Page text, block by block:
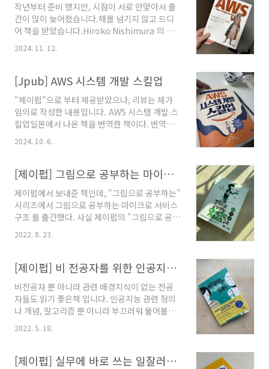
작년부터 준비 했지만, 시점이 서로 안맞아서 출
간이 많이 늦어졌습니다.해를 넘기지 않고 드디
어 책을 받았습니다.Hiroko Nishimura 의 책
[AWS for Non-Engineers]를 번역했습니다.
클라우드 개념부터, EC2, Lambda, S3, RDS 등
지막으로 공인 시험 AWS Cloud Practitioner
(CLF-C02) 를 대응하는 책입니다.번역 과정에서
비전공자도 이해하기 쉽게 옮기려 노력했습니
다.https://www.yes24.com/Product/Goods/134794414 비
전공자를 위한 AWS - 예스24초보자를 위한 친절
한 AWS 가이드 수백만 개의 기업이 문서를 공유
2024. 11. 12.
[Jpub] AWS 시스템 개발 스킬업
"제이펍"으로 부터 제공받았으나, 리뷰는 제가
임의로 작성한 내용입니다. AWS 시스템 개발 스
킬업일본에서 나온 책을 번역한 책이다. 번역은
믿을 수 있는 김모세님.읽으면서 인상 깊었던 몇
가지를 공유해본다."전문 분야별로 팀을 나누면
사가 이렇게 구성되어 있지 않을까? 하나의 팀에
성하려면 인력이 많이 필요하게 된다. 그러면 초
기 개발하는 회사보다는 운영하는 곳에서 어울리
지 않을까? 그런 부분에 대한 부분도 얘기가 나왔
으면 더 좋았을 것 같지만, 충분히 중요한 부분이
계정이고, AWS Account도 계정이라고 부르기..
2024. 10. 6.
[제이펍] 그림으로 공부하는 마이크로 서비스 구조
제이펍에서 보내준 책인데, "그림으로 공부하는"
시리즈에서 그림으로 공부하는 마이크로 서비스
구조 를 출간했다. 사실 제이펍의 "그림으로 공부
하는" 시리즈의 다른 책들도, 이미 충분히 좋은
책이었기에 기대하게 됐다. 모놀리식 의 기반의
로 전환하는 곳들이 많은데, 개념이나 내용을 아
에 모르고 읽어도 쉽게 읽을 수 있도록 구성되어
있다. MSA를 하고자 한다면 반드시 알아야할, 클
라우드, 컨테이너, 배포(CI/CD)에 대해서도 가볍
게 읽을 수 있도록 되어있다.
http://www.yes24.com/Product/Goods/111090165
‘마이크로서비스’의 핵심을 ..
2022. 8. 23.
[제이펍] 비 전공자를 위한 인공지능 교과서
비전공자 뿐 아니라 관련 배경지식이 없는 전공
자들도 읽기 좋은책 입니다. 인공지능 관련 정의
나 개념, 알고리즘 뿐 아니라 부끄러워 물어볼수
고 너무 가볍게 쓰여있지도 않고 자율성이라던지
아 쉽게 훑어볼수 있어서 추천합니다.
2022. 5. 18.
[제이펍] 실무에 바로 쓰는 일잘러의 보고서 작성법 - 공돌이의 필수 도서